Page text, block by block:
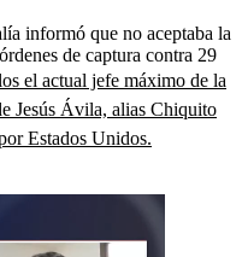
informó que no aceptaba la
de captura contra 29
el actual jefe máximo de la
Jesús Ávila, alias Chiquito
Estados Unidos.